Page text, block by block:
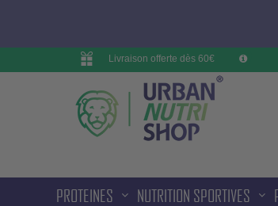
Livraison offerte dès 60€
PROTEINES NUTRITION SPORTIVES